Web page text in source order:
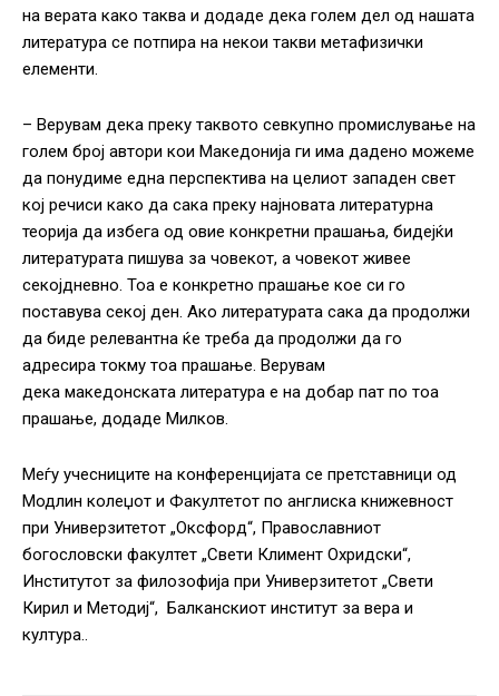
на верата како таква и додаде дека голем дел од нашата
литература се потпира на некои такви метафизички
елементи.
– Верувам дека преку таквото севкупно промислување на
голем број автори кои Македонија ги има дадено можеме
да понудиме една перспектива на целиот западен свет
кој речиси како да сака преку најновата литературна
теорија да избега од овие конкретни прашања, бидејќи
литературата пишува за човекот, а човекот живее
секојдневно. Тоа е конкретно прашање кое си го
поставува секој ден. Ако литературата сака да продолжи
да биде релевантна ќе треба да продолжи да го
адресира токму тоа прашање. Верувам
дека македонската литература е на добар пат по тоа
прашање, додаде Милков.
Меѓу учесниците на конференцијата се претставници од
Модлин колеџот и Факултетот по англиска книжевност
при Универзитетот „Оксфорд“, Православниот
богословски факултет „Свети Климент Охридски“,
Институтот за филозофија при Универзитетот „Свети
Кирил и Методиј“, Балканскиот институт за вера и
култура..